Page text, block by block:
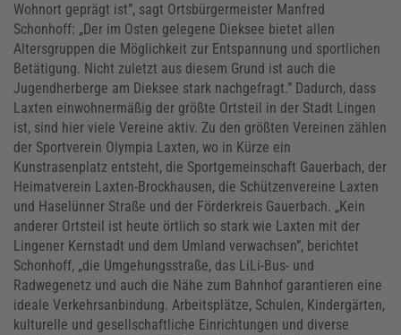
Wohnort geprägt ist”, sagt Ortsbürgermeister Manfred
Schonhoff: „Der im Osten gelegene Dieksee bietet allen
Altersgruppen die Möglichkeit zur Entspannung und sportlichen
Betätigung. Nicht zuletzt aus diesem Grund ist auch die
Jugendherberge am Dieksee stark nachgefragt.” Dadurch, dass
Laxten einwohnermäßig der größte Ortsteil in der Stadt Lingen
ist, sind hier viele Vereine aktiv. Zu den größten Vereinen zählen
der Sportverein Olympia Laxten, wo in Kürze ein
Kunstrasenplatz entsteht, die Sportgemeinschaft Gauerbach, der
Heimatverein Laxten-Brockhausen, die Schützenvereine Laxten
und Haselünner Straße und der Förderkreis Gauerbach. „Kein
anderer Ortsteil ist heute örtlich so stark wie Laxten mit der
Lingener Kernstadt und dem Umland verwachsen”, berichtet
Schonhoff, „die Umgehungsstraße, das LiLi-Bus- und
Radwegenetz und auch die Nähe zum Bahnhof garantieren eine
ideale Verkehrsanbindung. Arbeitsplätze, Schulen, Kindergärten,
kulturelle und gesellschaftliche Einrichtungen und diverse